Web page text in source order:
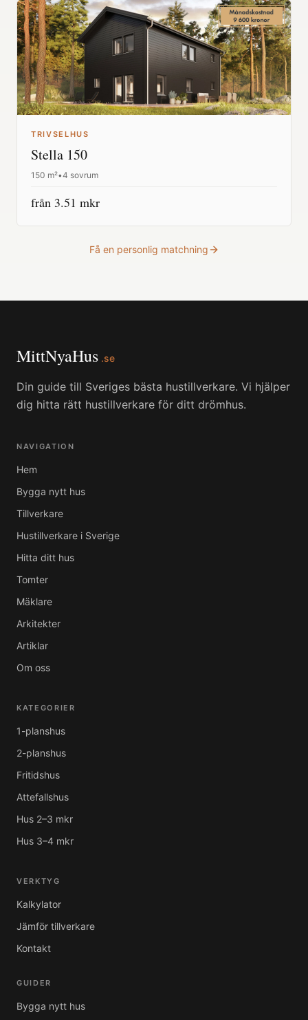
TRIVSELHUS
Stella 150
150 m²•4 sovrum
från 3.51 mkr
Få en personlig matchning
MittNyaHus .se
Din guide till Sveriges bästa hustillverkare. Vi hjälper
dig hitta rätt hustillverkare för ditt drömhus.
NAVIGATION
Hem
Bygga nytt hus
Tillverkare
Hustillverkare i Sverige
Hitta ditt hus
Tomter
Mäklare
Arkitekter
Artiklar
Om oss
KATEGORIER
1-planshus
2-planshus
Fritidshus
Attefallshus
Hus 2–3 mkr
Hus 3–4 mkr
VERKTYG
Kalkylator
Jämför tillverkare
Kontakt
GUIDER
Bygga nytt hus